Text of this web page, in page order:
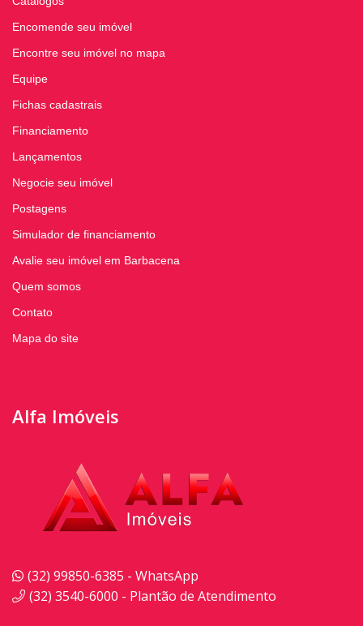
Encomende seu imóvel
Encontre seu imóvel no mapa
Equipe
Fichas cadastrais
Financiamento
Lançamentos
Negocie seu imóvel
Postagens
Simulador de financiamento
Avalie seu imóvel em Barbacena
Quem somos
Contato
Mapa do site
Alfa Imóveis
(32) 99850-6385 - WhatsApp
(32) 3540-6000 - Plantão de Atendimento